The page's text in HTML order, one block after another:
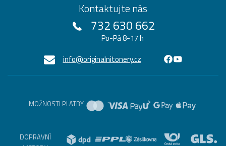
Kontaktujte nás
732 630 662
Po-Pá 8-17 h
info@originalnitonery.cz
MOŽNOSTI PLATBY
DOPRAVNÍ